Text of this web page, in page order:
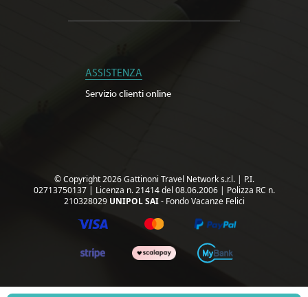
ASSISTENZA
Servizio clienti online
© Copyright 2026 Gattinoni Travel Network s.r.l. | P.I.
02713750137 | Licenza n. 21414 del 08.06.2006 | Polizza RC n.
210328029 UNIPOL SAI- Fondo Vacanze Felici